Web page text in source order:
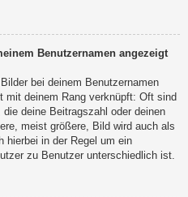
Benutzernamen angezeigt
bei deinem Benutzernamen
deinem Rang verknüpft: Oft sind
deine Beitragszahl oder deinen
meist größere, Bild wird auch als
hierbei in der Regel um ein
zu Benutzer unterschiedlich ist.